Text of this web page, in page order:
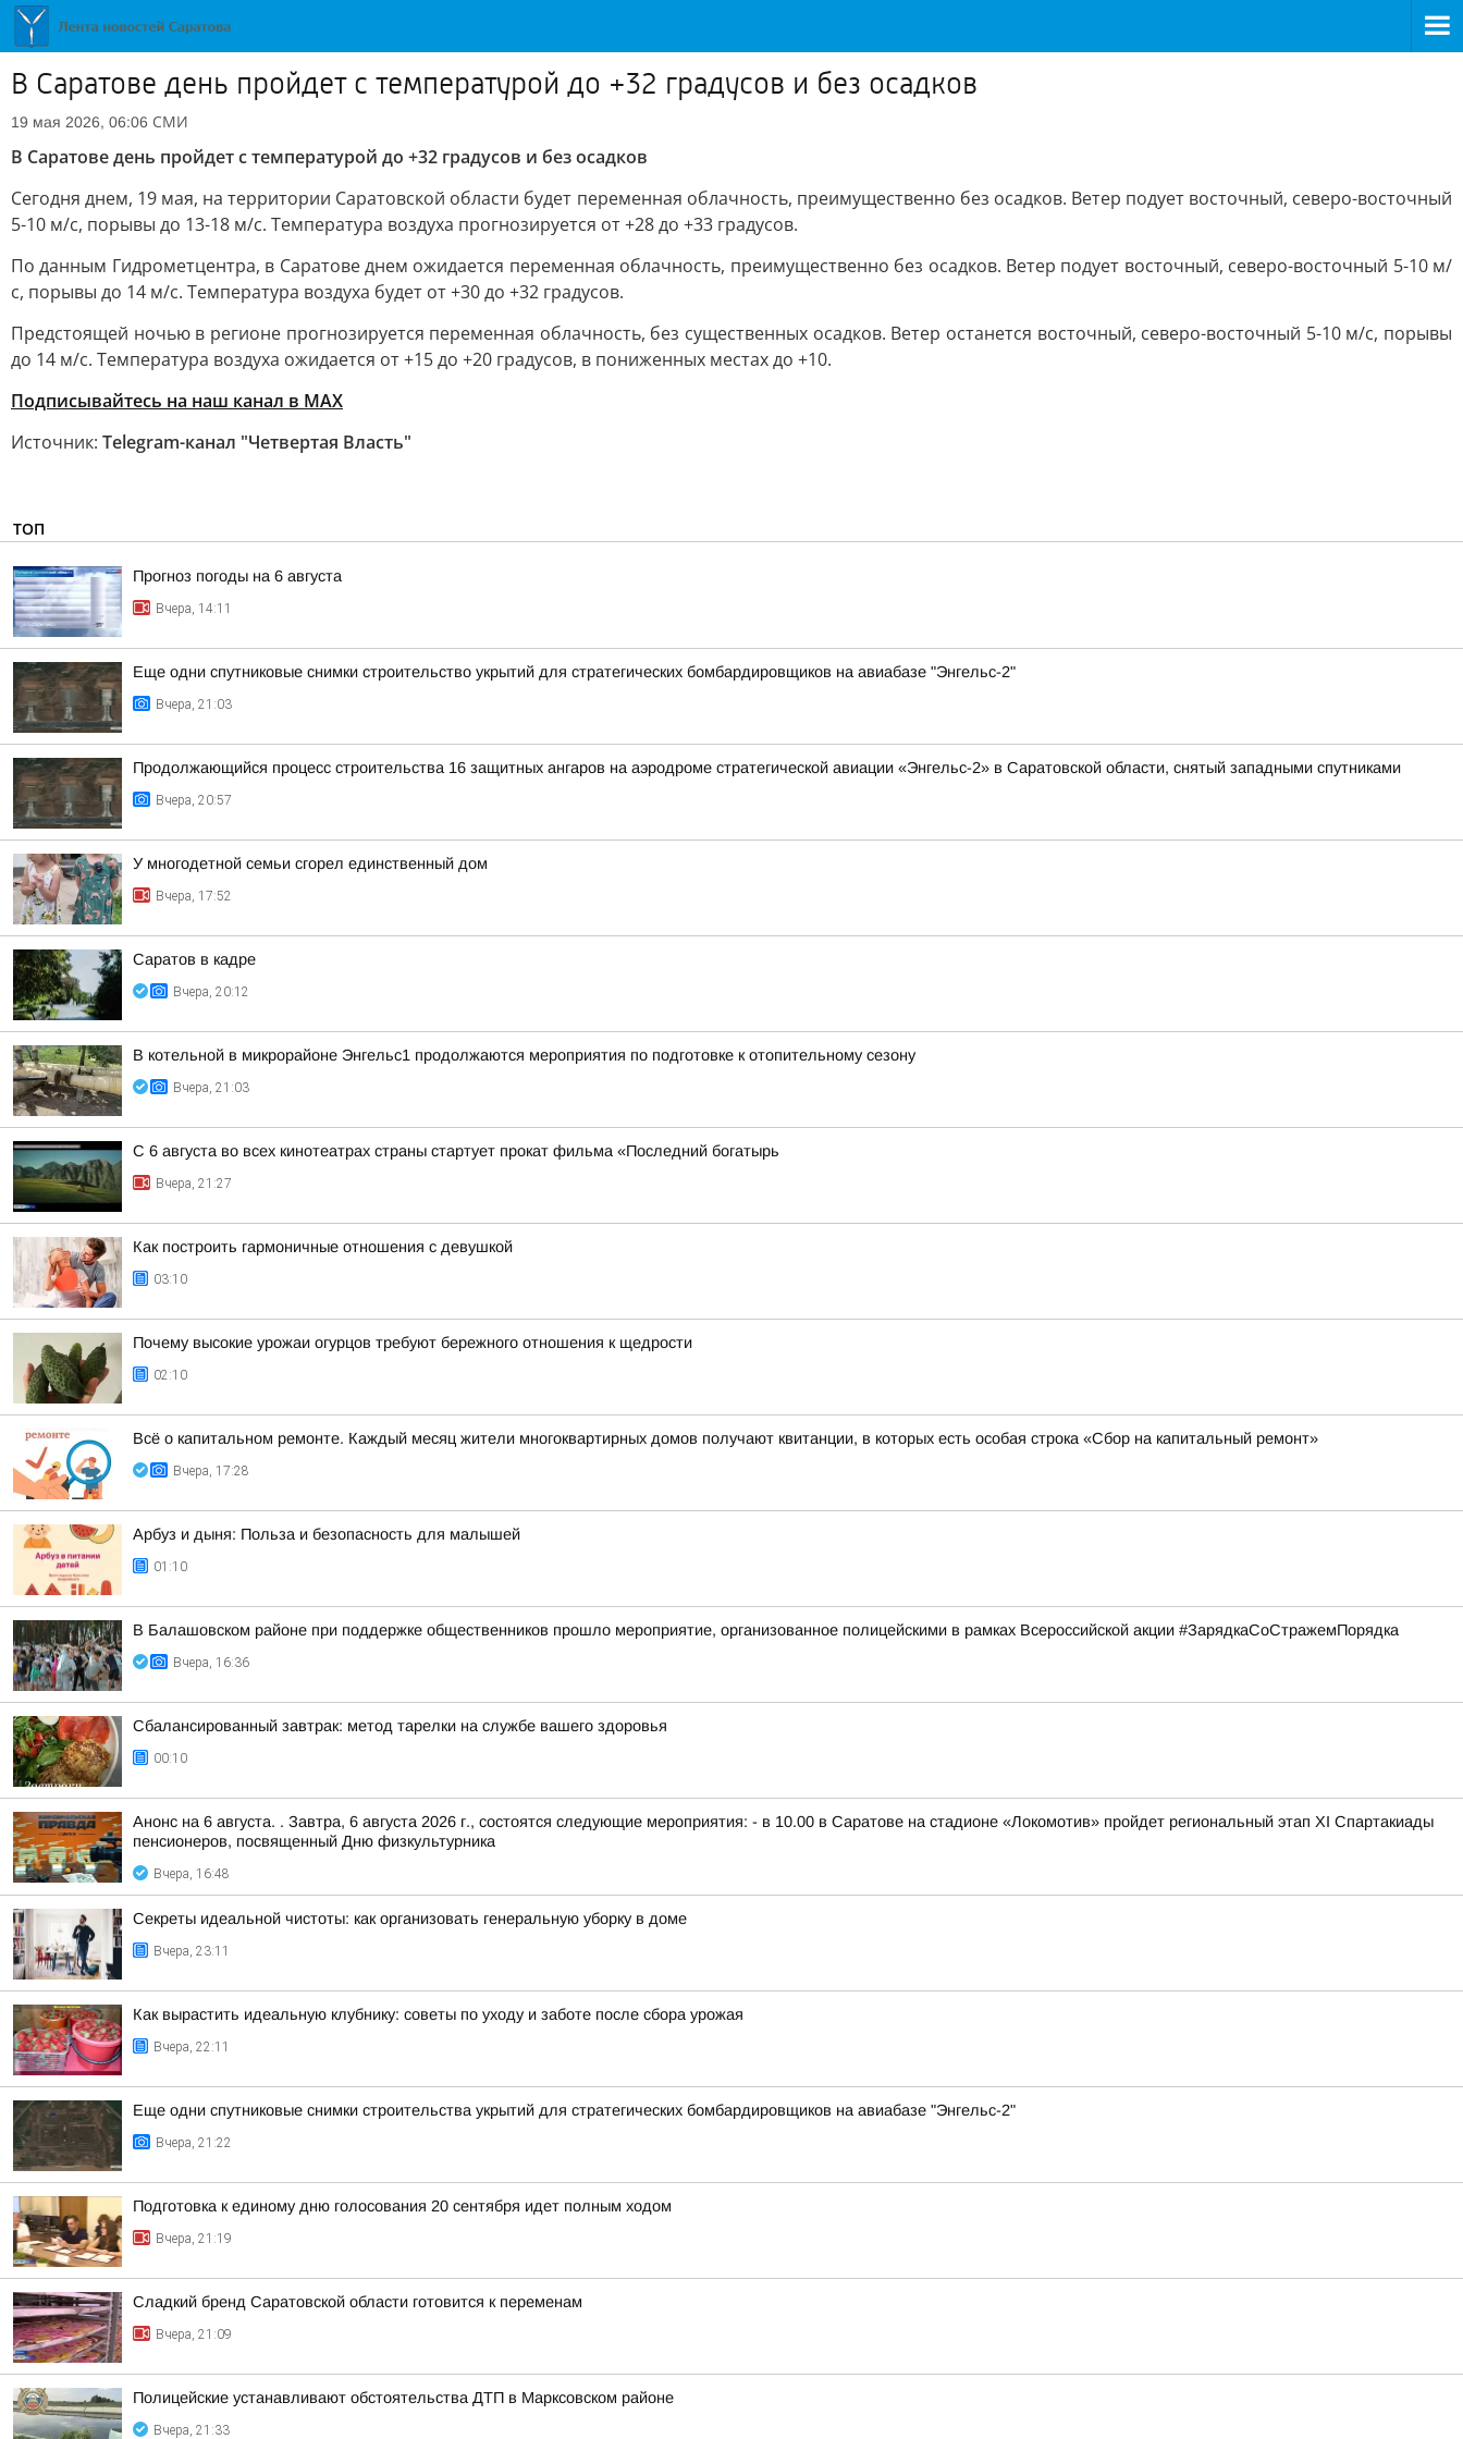
В Саратове день пройдет с температурой до +32 градусов и без осадков
19 мая 2026, 06:06 СМИ
В Саратове день пройдет с температурой до +32 градусов и без осадков
Сегодня днем, 19 мая, на территории Саратовской области будет переменная облачность, преимущественно без осадков. Ветер подует восточный, северо-восточный
5-10 м/с, порывы до 13-18 м/с. Температура воздуха прогнозируется от +28 до +33 градусов.
По данным Гидрометцентра, в Саратове днем ожидается переменная облачность, преимущественно без осадков. Ветер подует восточный, северо-восточный 5-10 м/
с, порывы до 14 м/с. Температура воздуха будет от +30 до +32 градусов.
Предстоящей ночью в регионе прогнозируется переменная облачность, без существенных осадков. Ветер останется восточный, северо-восточный 5-10 м/с, порывы
до 14 м/с. Температура воздуха ожидается от +15 до +20 градусов, в пониженных местах до +10.
Подписывайтесь на наш канал в MAX
Источник: Telegram-канал "Четвертая Власть"
ТОП
Прогноз погоды на 6 августа
Вчера, 14:11
Еще одни спутниковые снимки строительство укрытий для стратегических бомбардировщиков на авиабазе "Энгельс-2"
Вчера, 21:03
Продолжающийся процесс строительства 16 защитных ангаров на аэродроме стратегической авиации «Энгельс-2» в Саратовской области, снятый западными спутниками
Вчера, 20:57
У многодетной семьи сгорел единственный дом
Вчера, 17:52
Саратов в кадре
Вчера, 20:12
В котельной в микрорайоне Энгельс1 продолжаются мероприятия по подготовке к отопительному сезону
Вчера, 21:03
С 6 августа во всех кинотеатрах страны стартует прокат фильма «Последний богатырь
Вчера, 21:27
Как построить гармоничные отношения с девушкой
03:10
Почему высокие урожаи огурцов требуют бережного отношения к щедрости
02:10
Всё о капитальном ремонте. Каждый месяц жители многоквартирных домов получают квитанции, в которых есть особая строка «Сбор на капитальный ремонт»
Вчера, 17:28
Арбуз и дыня: Польза и безопасность для малышей
01:10
В Балашовском районе при поддержке общественников прошло мероприятие, организованное полицейскими в рамках Всероссийской акции #ЗарядкаСоСтражемПорядка
Вчера, 16:36
Сбалансированный завтрак: метод тарелки на службе вашего здоровья
00:10
Анонс на 6 августа. . Завтра, 6 августа 2026 г., состоятся следующие мероприятия: - в 10.00 в Саратове на стадионе «Локомотив» пройдет региональный этап XI Спартакиады
пенсионеров, посвященный Дню физкультурника
Вчера, 16:48
Секреты идеальной чистоты: как организовать генеральную уборку в доме
Вчера, 23:11
Как вырастить идеальную клубнику: советы по уходу и заботе после сбора урожая
Вчера, 22:11
Еще одни спутниковые снимки строительства укрытий для стратегических бомбардировщиков на авиабазе "Энгельс-2"
Вчера, 21:22
Подготовка к единому дню голосования 20 сентября идет полным ходом
Вчера, 21:19
Сладкий бренд Саратовской области готовится к переменам
Вчера, 21:09
Полицейские устанавливают обстоятельства ДТП в Марксовском районе
Вчера, 21:33